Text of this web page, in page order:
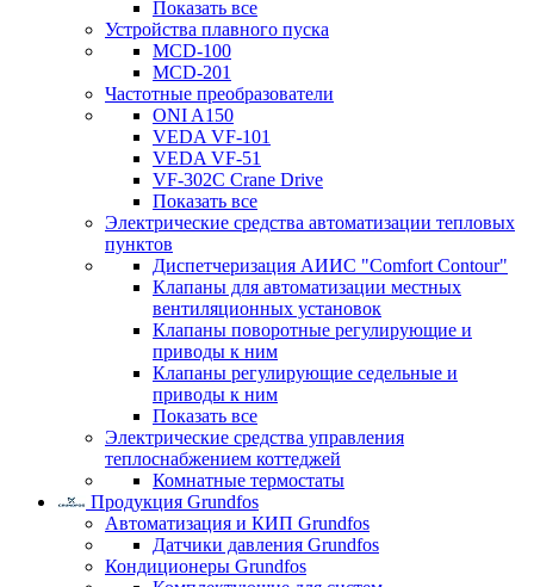
Показать все
Устройства плавного пуска
MCD-100
MCD-201
Частотные преобразователи
ONI A150
VEDA VF-101
VEDA VF-51
VF-302C Crane Drive
Показать все
Электрические средства автоматизации тепловых
пунктов
Диспетчеризация АИИС "Comfort Contour"
Клапаны для автоматизации местных
вентиляционных установок
Клапаны поворотные регулирующие и
приводы к ним
Клапаны регулирующие седельные и
приводы к ним
Показать все
Электрические средства управления
теплоснабжением коттеджей
Комнатные термостаты
Продукция Grundfos
Автоматизация и КИП Grundfos
Датчики давления Grundfos
Кондиционеры Grundfos